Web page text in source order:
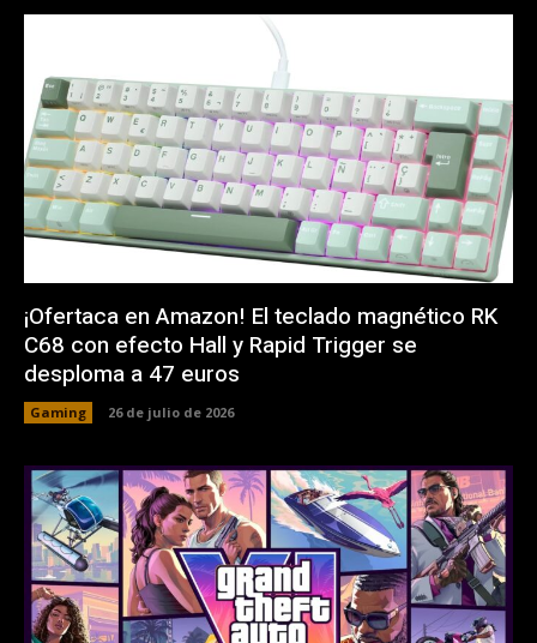
¡Ofertaca en Amazon! El teclado magnético RK
C68 con efecto Hall y Rapid Trigger se
desploma a 47 euros
Gaming 26 de julio de 2026